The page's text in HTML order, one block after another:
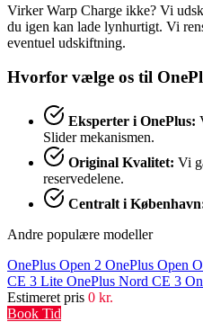
Virker Warp Charge ikke? Vi
du igen kan lade lynhurtigt. Vi
eventuel udskiftning.
Hvorfor vælge os til
Eksperter i OnePlus:
Slider mekanismen.
Original Kvalitet: Vi
reservedelene.
Centralt i
Andre populære modeller
OnePlus Open 2 OnePlus Open
CE 3 Lite OnePlus Nord CE 3
Estimeret pris 0 kr.
Book Tid